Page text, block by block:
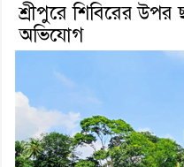
শ্রীপুরে শিবিরের উপর
অভিযোগ